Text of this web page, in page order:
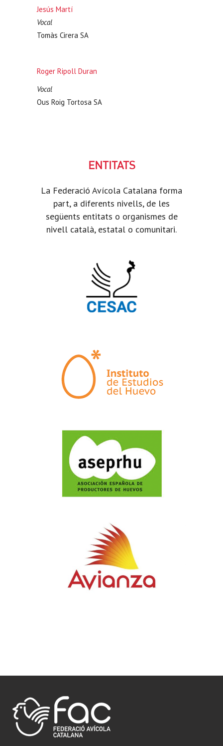
Jesús Martí
Vocal
Tomàs Cirera SA
Roger Ripoll Duran
Vocal
Ous Roig Tortosa SA
ENTITATS
La Federació Avícola Catalana forma
part, a diferents nivells, de les
següents entitats o organismes de
nivell català, estatal o comunitari.